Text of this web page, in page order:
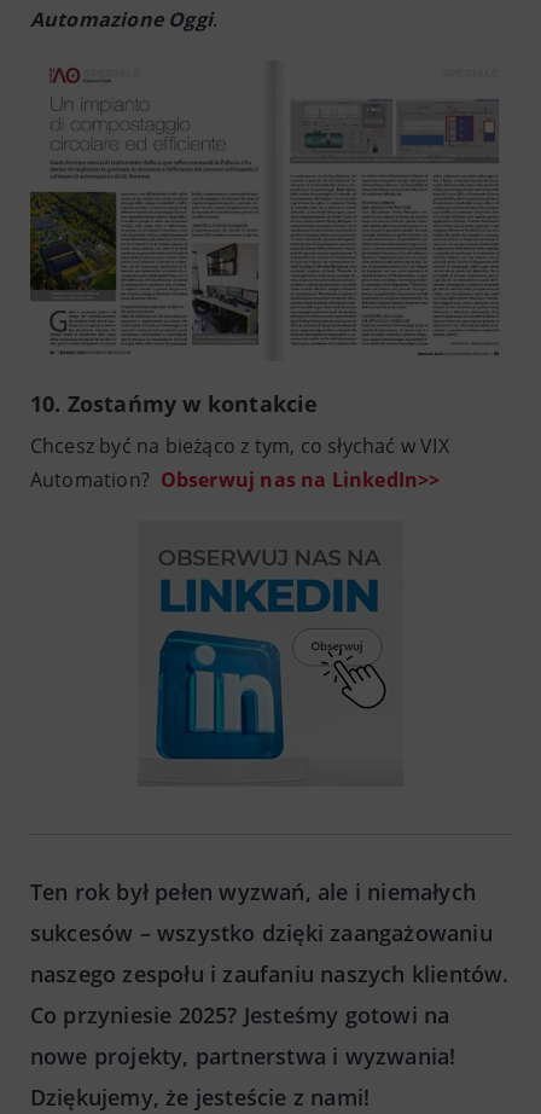
Automazione Oggi.
10. Zostańmy w kontakcie
Chcesz być na bieżąco z tym, co słychać w VIX
Automation? Obserwuj nas na LinkedIn>>
Ten rok był pełen wyzwań, ale i niemałych
sukcesów – wszystko dzięki zaangażowaniu
naszego zespołu i zaufaniu naszych klientów.
Co przyniesie 2025? Jesteśmy gotowi na
nowe projekty, partnerstwa i wyzwania!
Dziękujemy, że jesteście z nami!